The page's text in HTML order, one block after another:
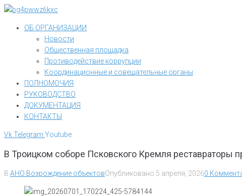
Перейти
контентуОБ ОРГАНИЗАЦИИ
Новости
Общественная площадка
Противодействие коррупции
Координационные и совещательные органы
ПОЛНОМОЧИЯ
РУКОВОДСТВО
ДОКУМЕНТАЦИЯ
КОНТАКТЫ
VkTelegram Youtube
В Троицком соборе Псковского Кремля реставраторы
В АНО Возрождение объектовОпубликовано 5 апреля, 20260